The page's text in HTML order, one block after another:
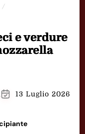
e verdure
13 Luglio 2026